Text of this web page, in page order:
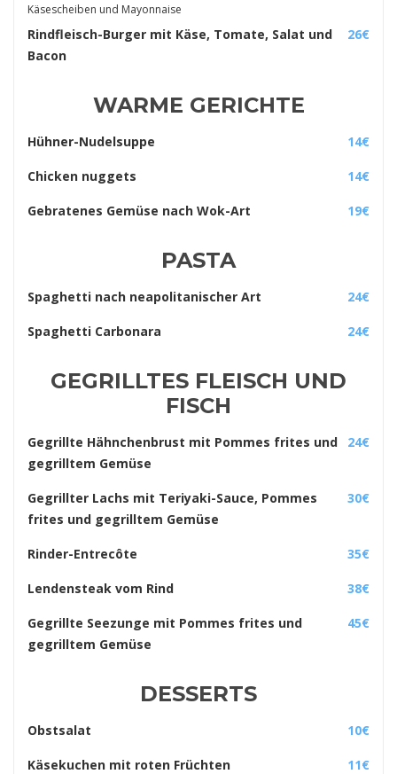
Käsescheiben und Mayonnaise
Rindfleisch-Burger mit Käse, Tomate, Salat und
Bacon
26€
WARME GERICHTE
Hühner-Nudelsuppe 14€
Chicken nuggets 14€
Gebratenes Gemüse nach Wok-Art 19€
PASTA
Spaghetti nach neapolitanischer Art 24€
Spaghetti Carbonara 24€
GEGRILLTES FLEISCH UND
FISCH
Gegrillte Hähnchenbrust mit Pommes frites und
gegrilltem Gemüse
24€
Gegrillter Lachs mit Teriyaki-Sauce, Pommes
frites und gegrilltem Gemüse
30€
Rinder-Entrecôte 35€
Lendensteak vom Rind 38€
Gegrillte Seezunge mit Pommes frites und
gegrilltem Gemüse
45€
DESSERTS
Obstsalat 10€
Käsekuchen mit roten Früchten 11€